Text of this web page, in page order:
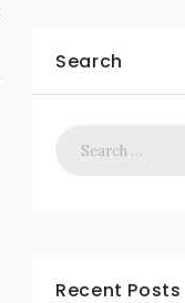
Search
Recent Posts